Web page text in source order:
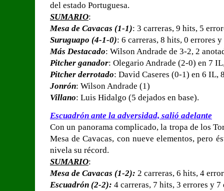
del estado Portuguesa.
SUMARIO:
Mesa de Cavacas (1-1): 3 carreras, 9 hits, 5
Suruguapo (4-1-0): 6 carreras, 8 hits, 0 errores y
Más Destacado: Wilson Andrade de 3-2, 2
Pitcher ganador: Olegario Andrade (2-0) en 7
Pitcher derrotado: David Caseres (0-1) en 6 IL,
Jonrón: Wilson Andrade (1)
Villano: Luis Hidalgo (5 dejados en base).
Escuadrón ante la adversidad, salió adelante
Con un panorama complicado, la tropa de los
Mesa de Cavacas, con nueve elementos, pero
nivela su récord.
SUMARIO:
Mesa de Cavacas (1-2): 2 carreras, 6 hits, 4
Escuadrón (2-2): 4 carreras, 7 hits, 3 errores y 7